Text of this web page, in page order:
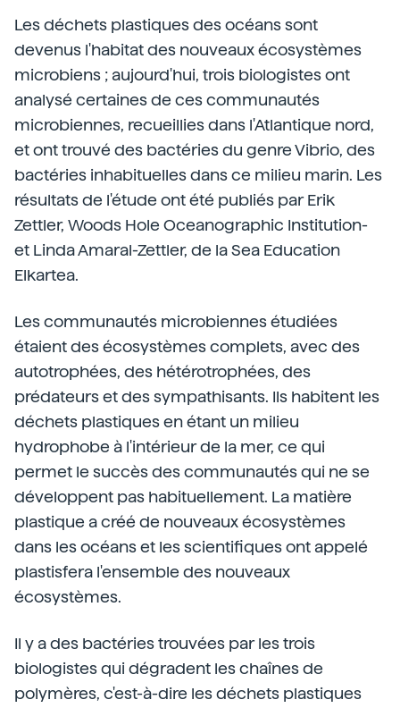
Les déchets plastiques des océans sont
devenus l'habitat des nouveaux écosystèmes
microbiens ; aujourd'hui, trois biologistes ont
analysé certaines de ces communautés
microbiennes, recueillies dans l'Atlantique nord,
et ont trouvé des bactéries du genre Vibrio, des
bactéries inhabituelles dans ce milieu marin. Les
résultats de l'étude ont été publiés par Erik
Zettler, Woods Hole Oceanographic Institution-
et Linda Amaral-Zettler, de la Sea Education
Elkartea.
Les communautés microbiennes étudiées
étaient des écosystèmes complets, avec des
autotrophées, des hétérotrophées, des
prédateurs et des sympathisants. Ils habitent les
déchets plastiques en étant un milieu
hydrophobe à l'intérieur de la mer, ce qui
permet le succès des communautés qui ne se
développent pas habituellement. La matière
plastique a créé de nouveaux écosystèmes
dans les océans et les scientifiques ont appelé
plastisfera l'ensemble des nouveaux
écosystèmes.
Il y a des bactéries trouvées par les trois
biologistes qui dégradent les chaînes de
polymères, c'est-à-dire les déchets plastiques